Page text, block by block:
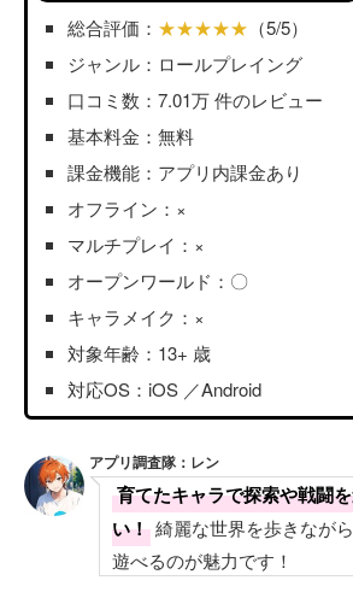
総合評価： ★★★★★ （5/5）
ジャンル：ロールプレイング
口コミ数：7.01万 件のレビュー
基本料金：無料
課金機能：アプリ内課金あり
オフライン：×
マルチプレイ：×
オープンワールド：〇
キャラメイク：×
対象年齢：13+ 歳
対応OS：iOS ／Android
アプリ調査隊：レン
育てたキャラで探索や戦闘
い！ 綺麗な世界を歩きなが
遊べるのが魅力です！